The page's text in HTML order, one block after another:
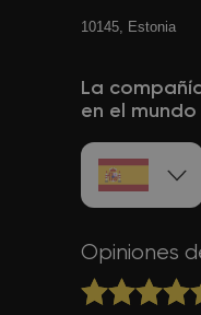
10145, Estonia
La
en el mundo
Opiniones